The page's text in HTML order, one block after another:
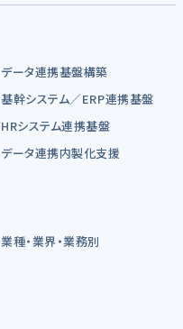
データ連携基盤構築
基幹システム／ERP連携基盤
HRシステム連携基盤
データ連携内製化支援
業種・業界・業務別